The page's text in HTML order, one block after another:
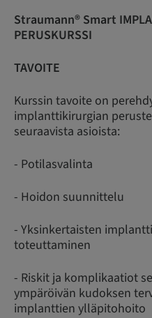
Straumann® Smart
PERUSKURSSI
TAVOITE
Kurssin tavoite on
implanttikirurgian
seuraavista asioista:
- Potilasvalinta
- Hoidon suunnittelu
- Yksinkertaisten
toteuttaminen
- Riskit ja komplikaatiot
ympäröivän kudoksen
implanttien ylläpitohoito